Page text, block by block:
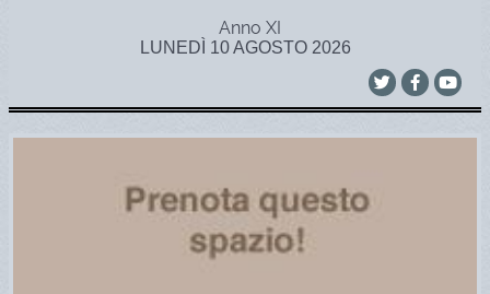
Anno XI
LUNEDÌ 10 AGOSTO 2026